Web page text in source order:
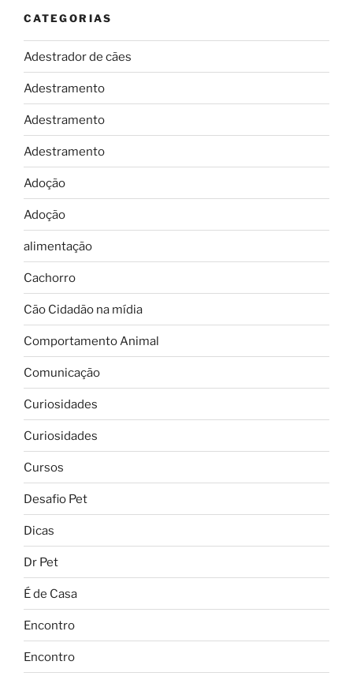
CATEGORIAS
Adestrador de cães
Adestramento
Adestramento
Adestramento
Adoção
Adoção
alimentação
Cachorro
Cão Cidadão na mídia
Comportamento Animal
Comunicação
Curiosidades
Curiosidades
Cursos
Desafio Pet
Dicas
Dr Pet
É de Casa
Encontro
Encontro